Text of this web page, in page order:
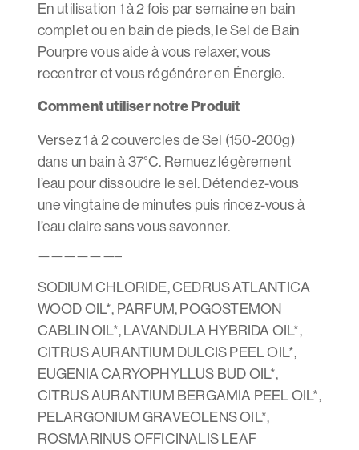
En utilisation 1 à 2 fois par semaine en bain
complet ou en bain de pieds, le Sel de Bain
Pourpre vous aide à vous relaxer, vous
recentrer et vous régénérer en Énergie.
Comment utiliser notre Produit
Versez 1 à 2 couvercles de Sel (150-200g)
dans un bain à 37°C. Remuez légèrement
l’eau pour dissoudre le sel. Détendez-vous
une vingtaine de minutes puis rincez-vous à
l’eau claire sans vous savonner.
——————–
SODIUM CHLORIDE, CEDRUS ATLANTICA
WOOD OIL*, PARFUM, POGOSTEMON
CABLIN OIL*, LAVANDULA HYBRIDA OIL*,
CITRUS AURANTIUM DULCIS PEEL OIL*,
EUGENIA CARYOPHYLLUS BUD OIL*,
CITRUS AURANTIUM BERGAMIA PEEL OIL*,
PELARGONIUM GRAVEOLENS OIL*,
ROSMARINUS OFFICINALIS LEAF